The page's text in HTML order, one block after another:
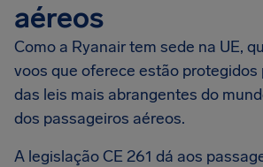
aéreos
Como a Ryanair tem sede na UE,
voos que oferece estão protegidos
das leis mais abrangentes do
dos passageiros aéreos.
A legislação CE 261 dá aos